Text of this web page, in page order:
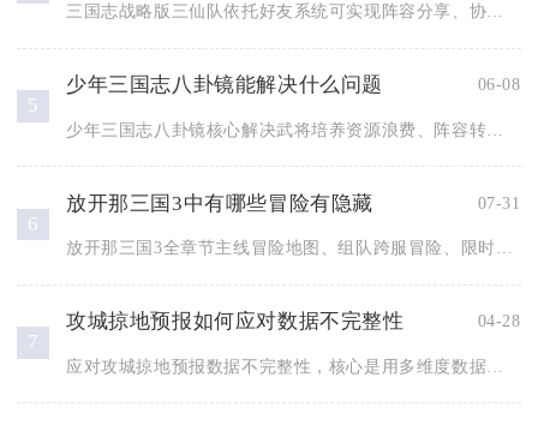
三国志战略版三仙队依托好友系统可实现阵容分享、协同作战、资源...
5
少年三国志八卦镜能解决什么问题 06-08
6
放开那三国3中有哪些冒险有隐藏 07-31
放开那三国3全章节主线冒险地图、组队跨服冒险、限时活动冒险均...
7
攻城掠地预报如何应对数据不完整性 04-28